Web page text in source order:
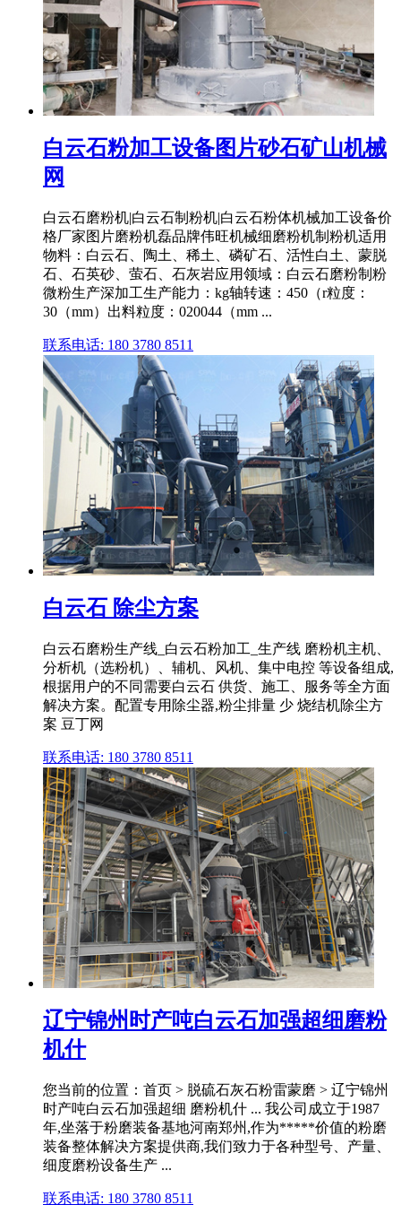
白云石粉加工设备图片砂石矿山机械
网
白云石磨粉机|白云石制粉机|白云石粉体机械加工设备价
格厂家图片磨粉机磊品牌伟旺机械细磨粉机制粉机适用
物料：白云石、陶土、稀土、磷矿石、活性白土、蒙脱
石、石英砂、萤石、石灰岩应用领域：白云石磨粉制粉
微粉生产深加工生产能力：kg轴转速：450（r粒度：
30（mm）出料粒度：020044（mm ...
联系电话: 180 3780 8511
白云石 除尘方案
白云石磨粉生产线_白云石粉加工_生产线 磨粉机主机、
分析机（选粉机）、辅机、风机、集中电控 等设备组成,
根据用户的不同需要白云石 供货、施工、服务等全方面
解决方案。配置专用除尘器,粉尘排量 少 烧结机除尘方
案 豆丁网
联系电话: 180 3780 8511
辽宁锦州时产吨白云石加强超细磨粉
机什
您当前的位置：首页 > 脱硫石灰石粉雷蒙磨 > 辽宁锦州
时产吨白云石加强超细 磨粉机什 ... 我公司成立于1987
年,坐落于粉磨装备基地河南郑州,作为*****价值的粉磨
装备整体解决方案提供商,我们致力于各种型号、产量、
细度磨粉设备生产 ...
联系电话: 180 3780 8511